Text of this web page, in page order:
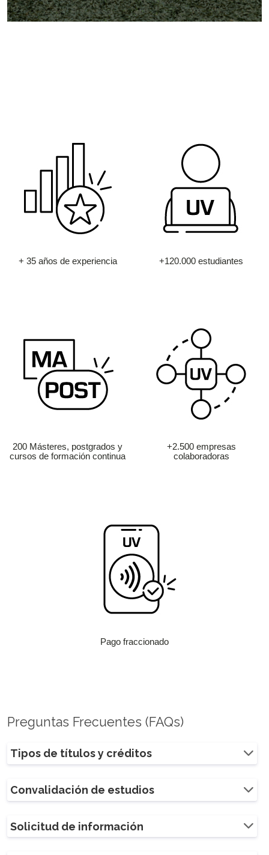
+ 35 años de experiencia +120.000 estudiantes
200 Másteres, postgrados y
cursos de formación continua
+2.500 empresas
colaboradoras
Pago fraccionado
Preguntas Frecuentes (FAQs)
Tipos de títulos y créditos
Convalidación de estudios
Solicitud de información